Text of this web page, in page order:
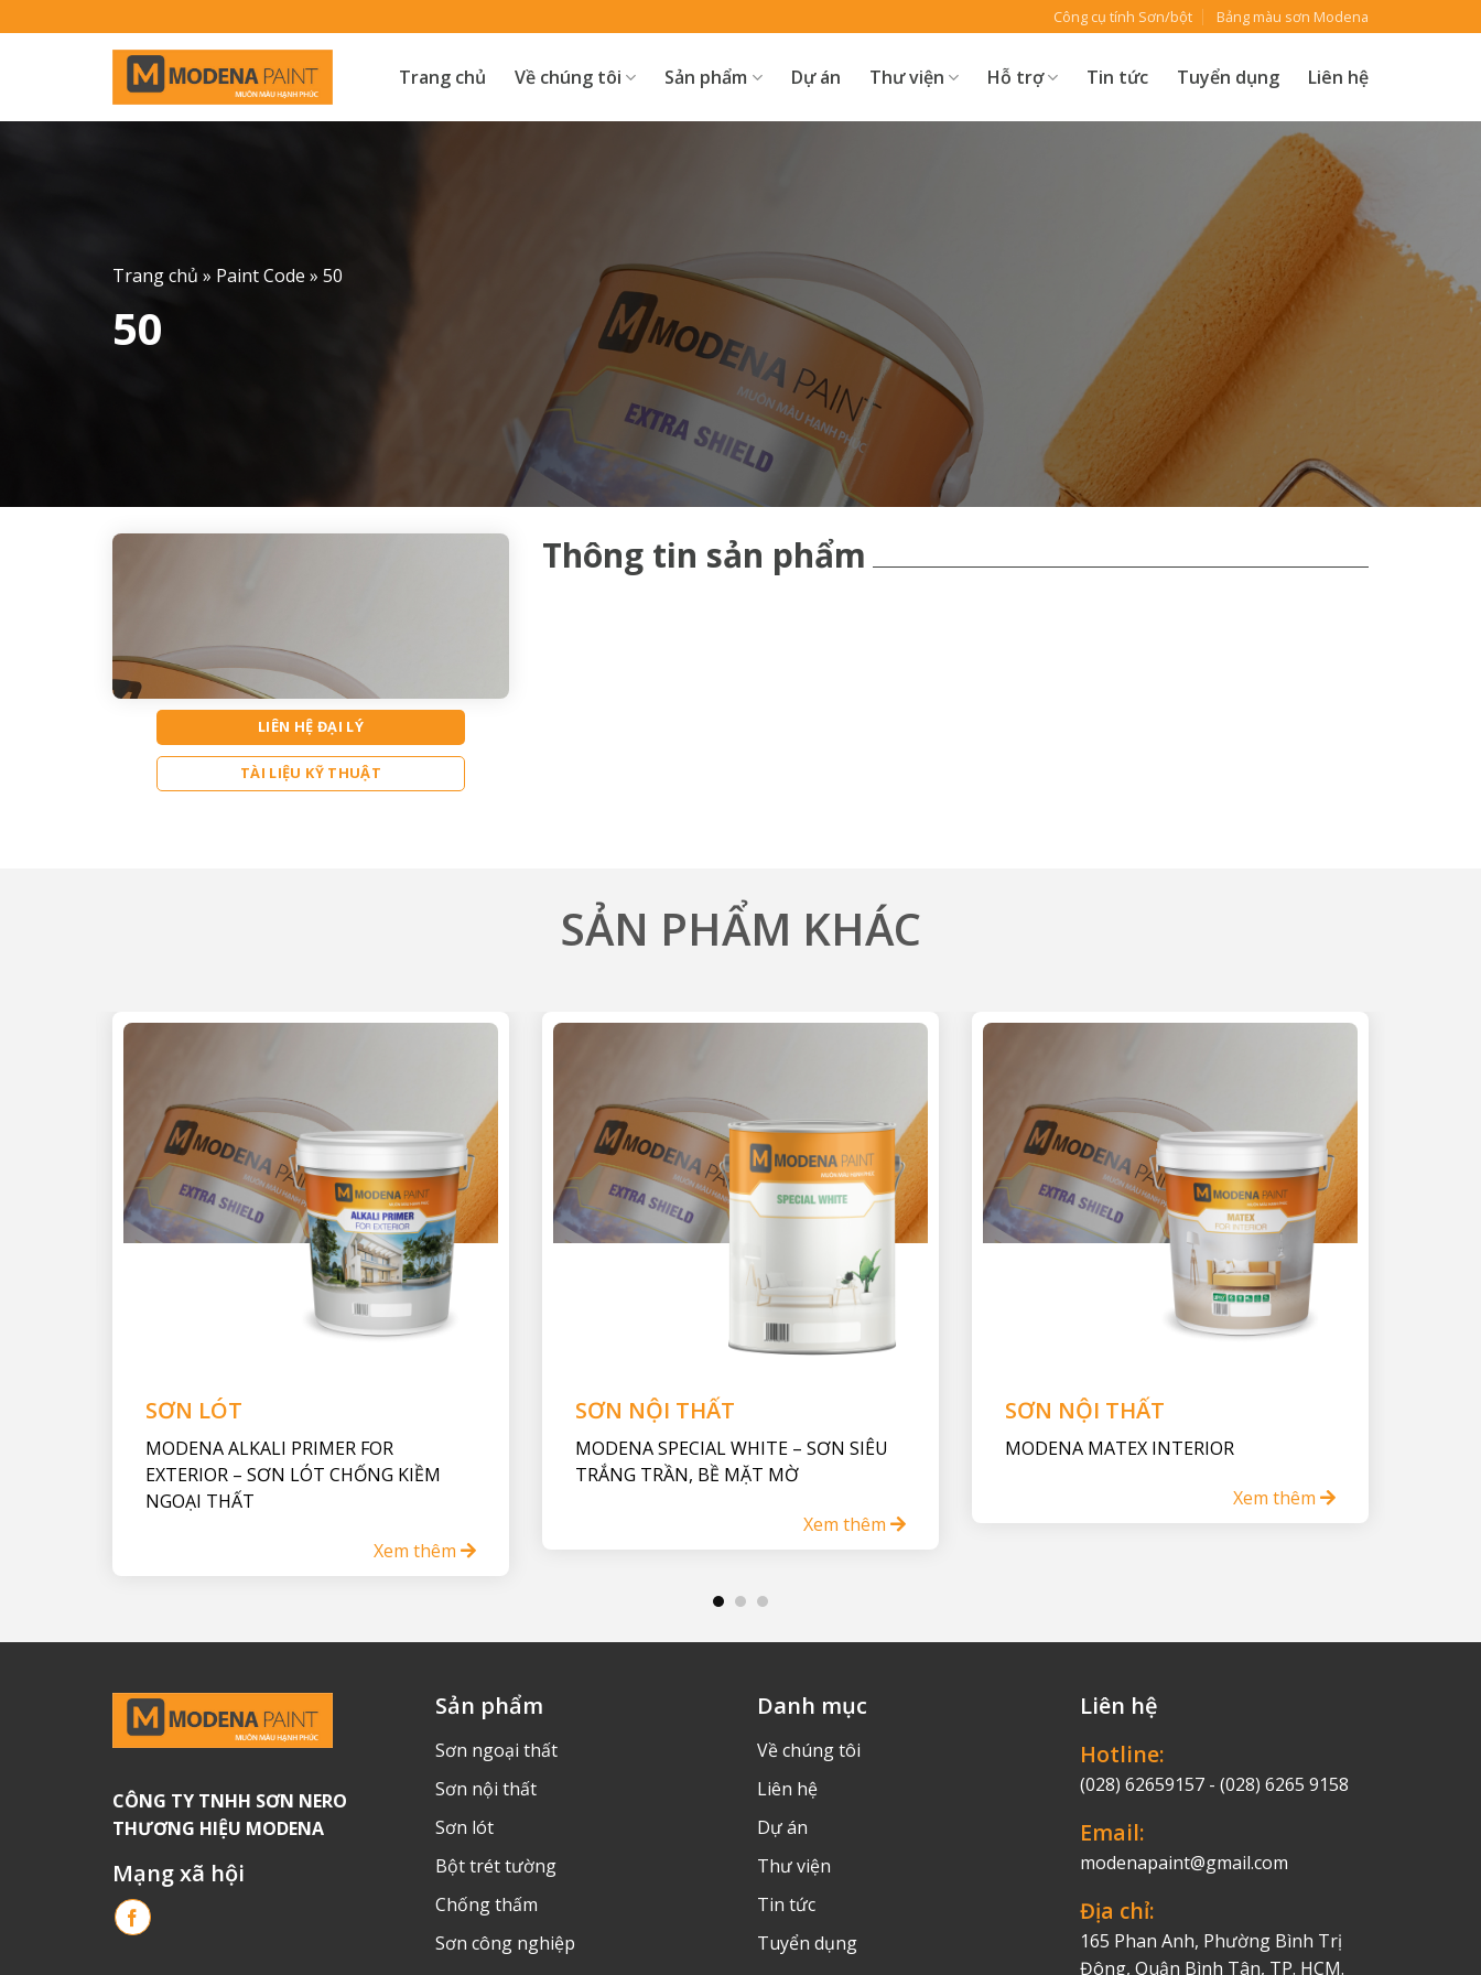
to
Công cụ tính Sơn/bột Bảng màu sơn Modena
Trang chủ Về chúng tôi Sản phẩm Dự án Thư viện Hỗ trợ Tin tức Tuyển dụng Liên hệ
Trang chủ » Paint Code » 50
50
LIÊN HỆ ĐẠI LÝ
TÀI LIỆU KỸ THUẬT
Thông tin sản phẩm
SẢN PHẨM KHÁC
SƠN LÓT
MODENA ALKALI PRIMER FOR
EXTERIOR – SƠN LÓT CHỐNG KIỀM
NGOẠI THẤT
Xem thêm
SƠN NỘI THẤT
MODENA SPECIAL WHITE – SƠN SIÊU
TRẮNG TRẦN, BỀ MẶT MỜ
Xem thêm
SƠN NỘI THẤT
MODENA MATEX INTERIOR
Xem thêm
CÔNG TY TNHH SƠN NERO
THƯƠNG HIỆU MODENA
Mạng xã hội
Sản phẩm
Sơn ngoại thất
Sơn nội thất
Sơn lót
Bột trét tường
Chống thấm
Sơn công nghiệp
Danh mục
Về chúng tôi
Liên hệ
Dự án
Thư viện
Tin tức
Tuyển dụng
Liên hệ
Hotline:
(028) 62659157 - (028) 6265 9158
Email:
modenapaint@gmail.com
Địa chỉ:
165 Phan Anh, Phường Bình Trị
Đông, Quận Bình Tân, TP. HCM.